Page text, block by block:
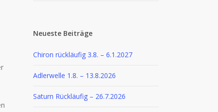
Neueste Beiträge
Chiron rückläufig 3.8. – 6.1.2027
Adlerwelle 1.8. – 13.8.2026
Saturn Rückläufig – 26.7.2026